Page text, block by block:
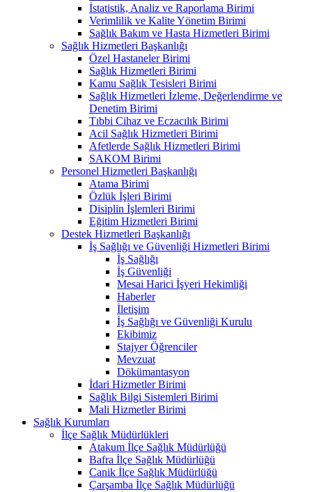
İstatistik, Analiz ve Raporlama Birimi
Verimlilik ve Kalite Yönetim Birimi
Sağlık Bakım ve Hasta Hizmetleri Birimi
Sağlık Hizmetleri Başkanlığı
Özel Hastaneler Birimi
Sağlık Hizmetleri Birimi
Kamu Sağlık Tesisleri Birimi
Sağlık Hizmetleri İzleme, Değerlendirme ve
Denetim Birimi
Tıbbi Cihaz ve Eczacılık Birimi
Acil Sağlık Hizmetleri Birimi
Afetlerde Sağlık Hizmetleri Birimi
SAKOM Birimi
Personel Hizmetleri Başkanlığı
Atama Birimi
Özlük İşleri Birimi
Disiplin İşlemleri Birimi
Eğitim Hizmetleri Birimi
Destek Hizmetleri Başkanlığı
İş Sağlığı ve Güvenliği Hizmetleri Birimi
İş Sağlığı
İş Güvenliği
Mesai Harici İşyeri Hekimliği
Haberler
İletişim
İş Sağlığı ve Güvenliği Kurulu
Ekibimiz
Stajyer Öğrenciler
Mevzuat
Dökümantasyon
İdari Hizmetler Birimi
Sağlık Bilgi Sistemleri Birimi
Mali Hizmetler Birimi
Sağlık Kurumları
İlçe Sağlık Müdürlükleri
Atakum İlçe Sağlık Müdürlüğü
Bafra İlçe Sağlık Müdürlüğü
Canik İlçe Sağlık Müdürlüğü
Çarşamba İlçe Sağlık Müdürlüğü